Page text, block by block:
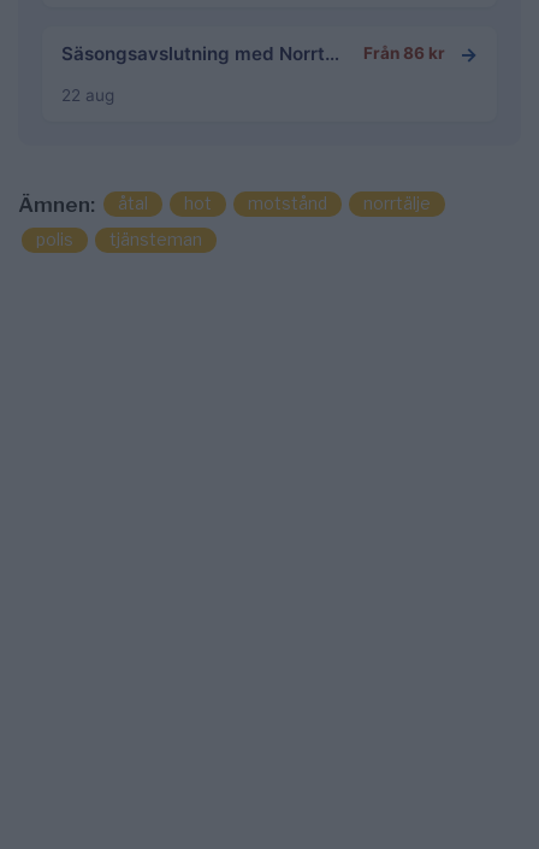
Säsongsavslutning med Norrtälje fotbollsgolf
22 aug
Från 86 kr →
Ämnen: åtal hot motstånd
norrtälje
polis
tjänsteman